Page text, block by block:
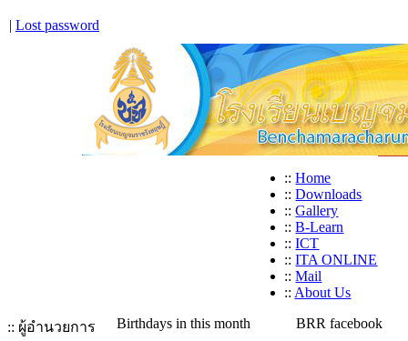
| Lost password
:: Home
:: Downloads
:: Gallery
:: B-Learn
:: ICT
:: ITA ONLINE
:: Mail
:: About Us
:: ผู้อำนวยการ
Birthdays in this month
BRR facebook